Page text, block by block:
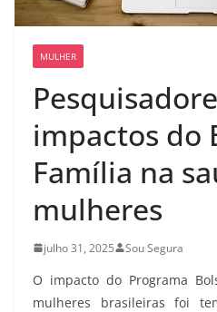
MULHER
impactos do
Família na
mulheres
julho 31, 2025 Sou Segura
O impacto do Programa
mulheres brasileiras foi